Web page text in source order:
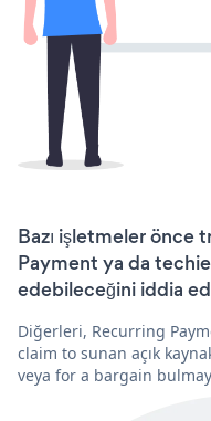
Bazı işletmeler önce
Payment ya da
edebileceğini iddia
Diğerleri, Recurring
claim to sunan açık
veya for a bargain